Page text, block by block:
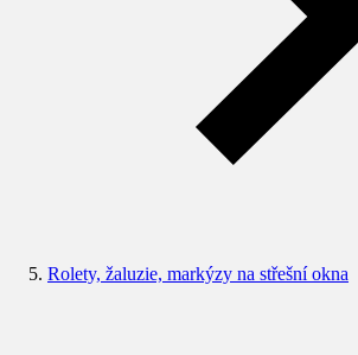
Rolety, žaluzie, markýzy na střešní okna